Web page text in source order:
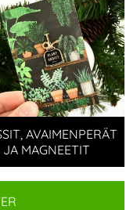
AVAIMENPERÄT
JA MAGNEETIT